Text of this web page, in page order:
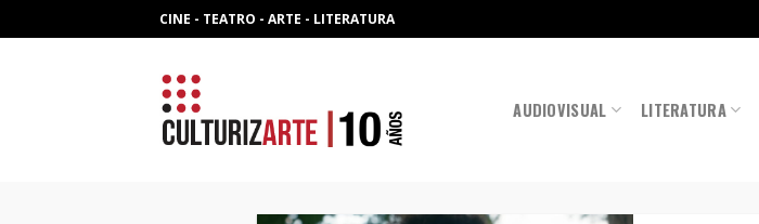
to
CINE - TEATRO - ARTE - LITERATURA
AUDIOVISUAL LITERATURA